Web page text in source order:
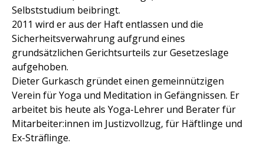
Selbststudium beibringt.
2011 wird er aus der Haft entlassen und die
Sicherheitsverwahrung aufgrund eines
grundsätzlichen Gerichtsurteils zur Gesetzeslage
aufgehoben.
Dieter Gurkasch gründet einen gemeinnützigen
Verein für Yoga und Meditation in Gefängnissen. Er
arbeitet bis heute als Yoga-Lehrer und Berater für
Mitarbeiter:innen im Justizvollzug, für Häftlinge und
Ex-Sträflinge.